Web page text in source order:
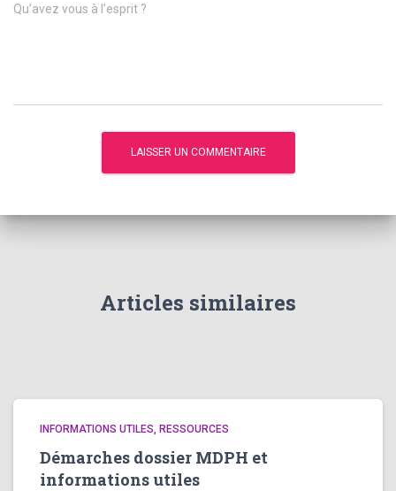
Qu’avez vous à l’esprit ?
Articles similaires
INFORMATIONS UTILES, RESSOURCES
Démarches dossier MDPH et
informations utiles